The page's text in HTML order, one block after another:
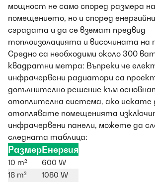
мощност не само според размера на
помещението, но и според
сградата и да се вземат предвид
топлоизолацията и височината на
Средно са необходими около 300
квадратни метра: Въпреки че
инфрачервени радиатори са
допълнително решение към
отоплителна система, ако искате
отоплявате помещенията
инфрачервени панели, можете да
следната таблица:
РазмерЕнергия
10 m²
600 W
18 m²
1080 W